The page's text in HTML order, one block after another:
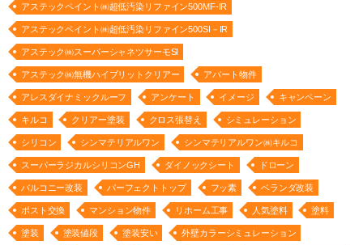
アステックペイント㈱超低汚染リファイン500MF-IR
アステックペイント㈱超低汚染リファイン500SI－IR
アステック㈱スーパーシャネツサーモSI
アステック㈱無機ハイブリットクリアー アパート物件
アレスダイナミックルーフ アンケート イメージ キャンペーン
キルコ クリアー塗装 クロス張替え シミュレーション
シリコン シンマテリアルワン シンマテリアルワン㈱キルコ
スーパーラジカルシリコンGH ダイノックシート ドローン
バルコニー改装 パーフェクトトップ フッ素 ベランダ改装
ポスト交換 マンション物件 リホーム工事 人気塗料 塗料
塗装 塗装値段 塗装安い 外壁カラーシミュレーション